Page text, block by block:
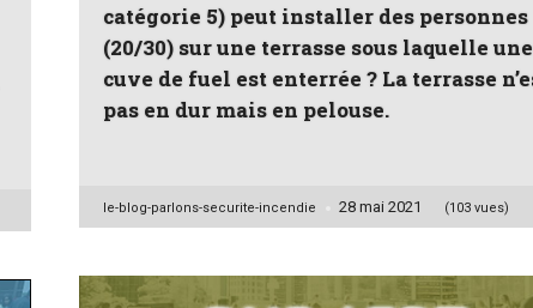
catégorie 5) peut installer des personnes
(20/30) sur une terrasse sous laquelle une
cuve de fuel est enterrée ? La terrasse
pas en dur mais en pelouse.
Posted
le-blog-parlons-securite-incendie 28 mai 2021 (103 vues)